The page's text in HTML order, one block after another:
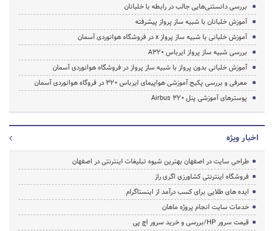
بررسی دانستنی‌هایی جالب در رابطه با خلبانان
آموزش خلبانان با شبیه ساز پرواز پیشرفته
آموزش خلبانی با شبیه ساز پرواز x در فروشگاه هوانوردی آسمان
بررسی شبیه ساز پرواز ایرباس A320
آموزش خلبانی بدون پرواز با شبیه ساز پرواز در فروشگاه هوانوردی آسمان
معرفی و بررسی پکیج آموزشی هواپیمای ایرباس 320 در فروگاه هوانوردی آسمان
پوسترهای آموزشی پنل Airbus 320
اخبار ویژه
طراحی سایت در اصفهان بهترین شیوه تبلیغات اینترنتی در اصفهان
فروشگاه اینترنتی کشاورزی اگری راز
ایده های طلایی برای کسب درآمد از اینستاگرام
خدمات سایت انجام پروژه ماهان
قیمت سرور HP/بررسی و خرید سرور اچ پی